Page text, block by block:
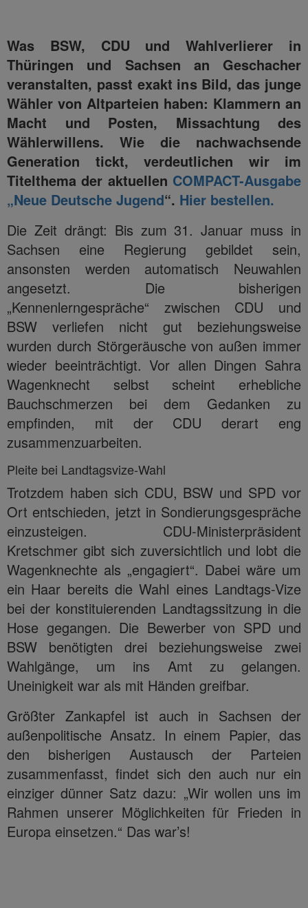
Was BSW, CDU und Wahlverlierer in
Thüringen und Sachsen an Geschacher
veranstalten, passt exakt ins Bild, das junge
Wähler von Altparteien haben: Klammern an
Macht und Posten, Missachtung des
Wählerwillens. Wie die nachwachsende
Generation tickt, verdeutlichen wir im
Titelthema der aktuellen COMPACT-Ausgabe
„Neue Deutsche Jugend“. Hier bestellen.
Die Zeit drängt: Bis zum 31. Januar muss in
Sachsen eine Regierung gebildet sein,
ansonsten werden automatisch Neuwahlen
angesetzt. Die bisherigen
„Kennenlerngespräche“ zwischen CDU und
BSW verliefen nicht gut beziehungsweise
wurden durch Störgeräusche von außen immer
wieder beeinträchtigt. Vor allen Dingen Sahra
Wagenknecht selbst scheint erhebliche
Bauchschmerzen bei dem Gedanken zu
empfinden, mit der CDU derart eng
zusammenzuarbeiten.
Pleite bei Landtagsvize-Wahl
Trotzdem haben sich CDU, BSW und SPD vor
Ort entschieden, jetzt in Sondierungsgespräche
einzusteigen. CDU-Ministerpräsident
Kretschmer gibt sich zuversichtlich und lobt die
Wagenknechte als „engagiert“. Dabei wäre um
ein Haar bereits die Wahl eines Landtags-Vize
bei der konstituierenden Landtagssitzung in die
Hose gegangen. Die Bewerber von SPD und
BSW benötigten drei beziehungsweise zwei
Wahlgänge, um ins Amt zu gelangen.
Uneinigkeit war als mit Händen greifbar.
Größter Zankapfel ist auch in Sachsen der
außenpolitische Ansatz. In einem Papier, das
den bisherigen Austausch der Parteien
zusammenfasst, findet sich den auch nur ein
einziger dünner Satz dazu: „Wir wollen uns im
Rahmen unserer Möglichkeiten für Frieden in
Europa einsetzen.“ Das war’s!